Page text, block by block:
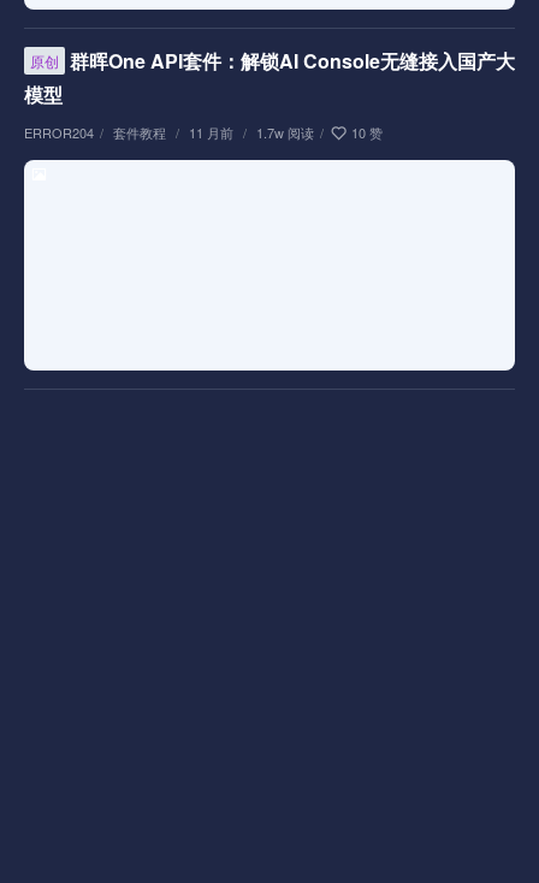
原创 群晖One API套件：解锁AI Console无缝接入国产大
模型
ERROR204 / 套件教程 / 11 月前 / 1.7w 阅读 / 10 赞